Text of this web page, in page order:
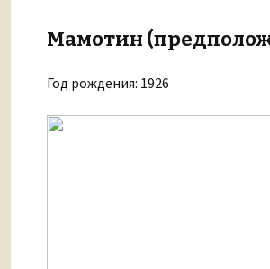
Мамотин
Год рождения: 1926